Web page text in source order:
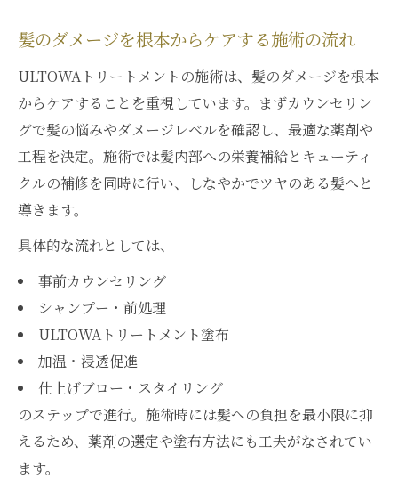
髪のダメージを根本からケアする施術の流れ
ULTOWAトリートメントの施術は、髪のダメージを根本
からケアすることを重視しています。まずカウンセリン
グで髪の悩みやダメージレベルを確認し、最適な薬剤や
工程を決定。施術では髪内部への栄養補給とキューティ
クルの補修を同時に行い、しなやかでツヤのある髪へと
導きます。
具体的な流れとしては、
事前カウンセリング
シャンプー・前処理
ULTOWAトリートメント塗布
加温・浸透促進
仕上げブロー・スタイリング
のステップで進行。施術時には髪への負担を最小限に抑
えるため、薬剤の選定や塗布方法にも工夫がなされてい
ます。